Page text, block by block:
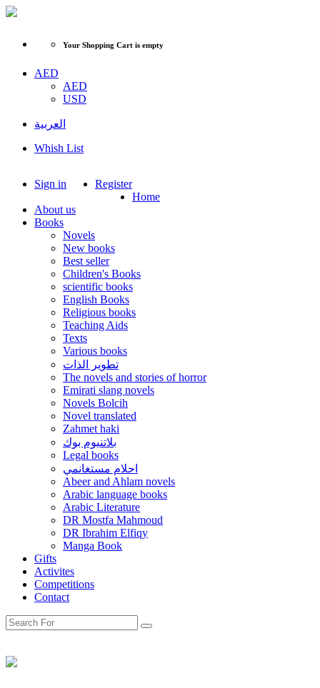
Your Shopping Cart is empty
AED
AED
USD
العربية
Whish List
Sign in
Register
Home
About us
Books
Novels
New books
Best seller
Children's Books
scientific books
English Books
Religious books
Teaching Aids
Texts
Various books
تطوير الذات
The novels and stories of horror
Emirati slang novels
Novels Bolcih
Novel translated
Zahmet haki
بلاتنيوم بوك
Legal books
احلام مستغانمي
Abeer and Ahlam novels
Arabic language books
Arabic Literature
DR Mostfa Mahmoud
DR Ibrahim Elfiqy
Manga Book
Gifts
Activites
Competitions
Contact